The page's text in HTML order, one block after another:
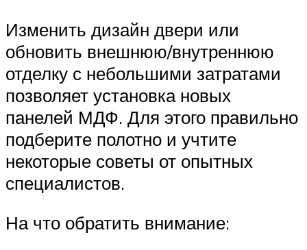
Изменить дизайн двери или
обновить внешнюю/внутреннюю
отделку с небольшими затратами
позволяет установка новых
панелей МДФ. Для этого правильно
подберите полотно и учтите
некоторые советы от опытных
специалистов.
На что обратить внимание: